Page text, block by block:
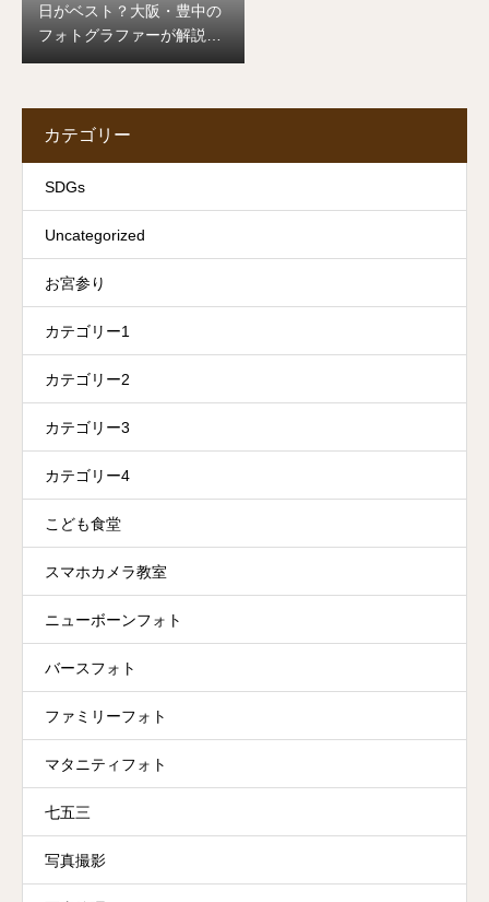
日がベスト？大阪・豊中の
フォトグラファーが解説し
カテゴリー
SDGs
Uncategorized
お宮参り
カテゴリー1
カテゴリー2
カテゴリー3
カテゴリー4
こども食堂
スマホカメラ教室
ニューボーンフォト
バースフォト
ファミリーフォト
マタニティフォト
七五三
写真撮影